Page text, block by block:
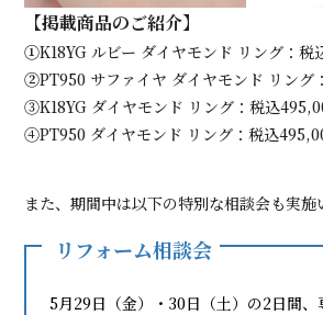
【掲載商品のご紹介】
①K18YG ルビー ダイヤモンド リング：税
②PT950 サファイヤ ダイヤモンド リング
③K18YG ダイヤモンド リング：税込
④PT950 ダイヤモンド リング：税込
また、期間中は以下の特別な相談会も実施
リフォーム相談会
5月29日（金）・30日（土）の2日間、